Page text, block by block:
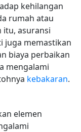
kehilangan
rumah atau
itu, asuransi
juga memastikan
biaya perbaikan
mengalami
kebakaran.
elemen